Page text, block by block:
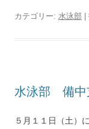
カテゴリー: 水泳部 |
水泳部 備中
５月１１日（土）